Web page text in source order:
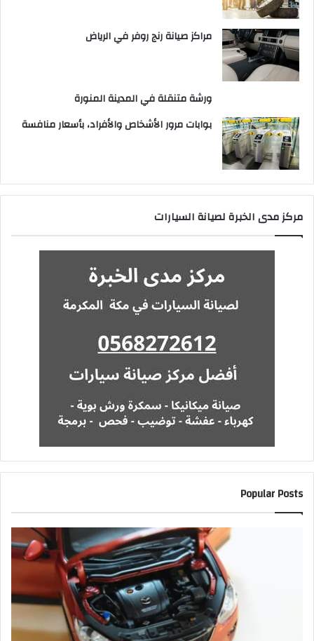
مراكز صيانة رنج روفر في الرياض
ورشة متنقلة في المدينة المنورة
بوابات مرور الأشخاص والأفراد، بأسعار منافسة
مركز مدى الخبرة لصيانة السيارات
Popular Posts